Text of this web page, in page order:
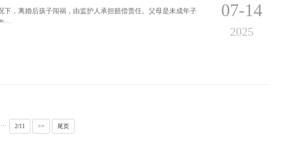
，离婚后孩子闯祸，由监护人承担赔偿责任。父母是未成年子
07-14
2025
··· 2/11 >> 尾页